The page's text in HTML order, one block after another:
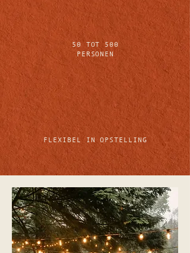
50 TOT 500
PERSONEN
FLEXIBEL IN OPSTELLING